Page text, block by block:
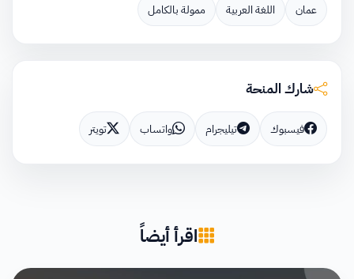
عمان اللغة العربية ممولة بالكامل
شارك المنحة
فيسبوك تيليجرام واتساب تويتر
اقرأ أيضاً